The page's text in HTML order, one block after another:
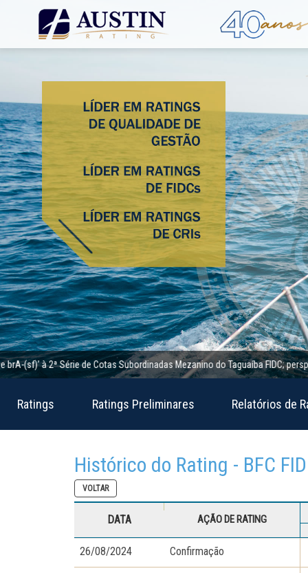
à 2ª Série de Cotas Subordinadas Mezanino do Taguaíba FIDC; perspectiva
Ratings Ratings Preliminares Relatórios de
Histórico do Rating - BFC
VOLTAR
DATA AÇÃO DE RATING
26/08/2024 Confirmação